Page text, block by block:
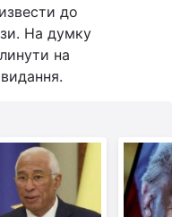
до
На думку
на